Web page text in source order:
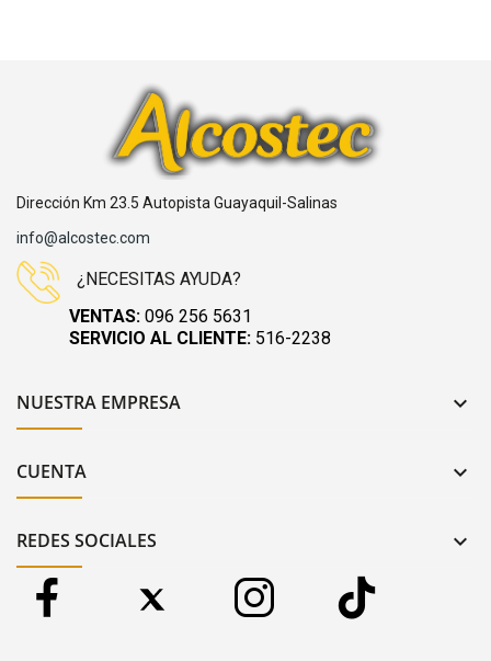
Dirección Km 23.5 Autopista Guayaquil-Salinas
info@alcostec.com
¿NECESITAS AYUDA?
VENTAS: 096 256 5631
SERVICIO AL CLIENTE: 516-2238
NUESTRA EMPRESA 
CUENTA 
REDES SOCIALES 